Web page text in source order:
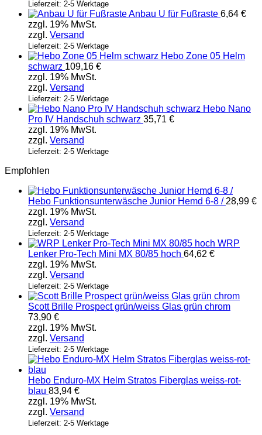
Lieferzeit: 2-5 Werktage
Anbau U für Fußraste 6,64 €
zzgl. 19% MwSt.
zzgl. Versand
Lieferzeit: 2-5 Werktage
Hebo Zone 05 Helm
schwarz 109,16 €
zzgl. 19% MwSt.
zzgl. Versand
Lieferzeit: 2-5 Werktage
Hebo Nano
Pro IV Handschuh schwarz 35,71 €
zzgl. 19% MwSt.
zzgl. Versand
Lieferzeit: 2-5 Werktage
Empfohlen
Hebo Funktionsunterwäsche Junior Hemd 6-8 / 28,99 €
zzgl. 19% MwSt.
zzgl. Versand
Lieferzeit: 2-5 Werktage
WRP
Lenker Pro-Tech Mini MX 80/85 hoch 64,62 €
zzgl. 19% MwSt.
zzgl. Versand
Lieferzeit: 2-5 Werktage
Scott Brille Prospect grün/weiss Glas grün chrom
73,90 €
zzgl. 19% MwSt.
zzgl. Versand
Lieferzeit: 2-5 Werktage
Hebo Enduro-MX Helm Stratos Fiberglas weiss-rot-
blau 83,94 €
zzgl. 19% MwSt.
zzgl. Versand
Lieferzeit: 2-5 Werktage